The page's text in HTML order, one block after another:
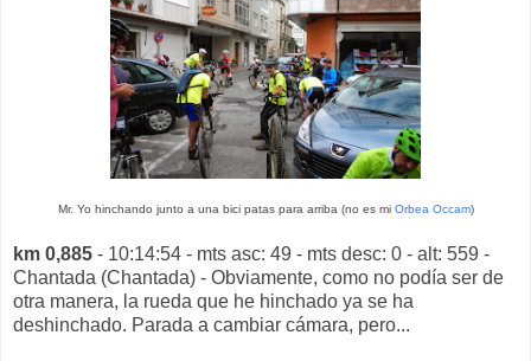
Mr. Yo hinchando junto a una bici patas para arriba (no es mi Orbea Occam)
km 0,885 - 10:14:54 - mts asc: 49 - mts desc: 0 - alt: 559 -
Chantada (Chantada) - Obviamente, como no podía ser de
otra manera, la rueda que he hinchado ya se ha
deshinchado. Parada a cambiar cámara, pero...